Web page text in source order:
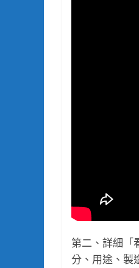
第二、詳細「
分、用途、製